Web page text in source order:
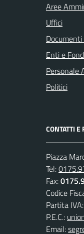
Aree
Uffici
Enti e
Personale
Politici
CONTATTI E
Piazza
Tel:
Fax:
Codice
Partita IVA:
P.E.C.:
Email: